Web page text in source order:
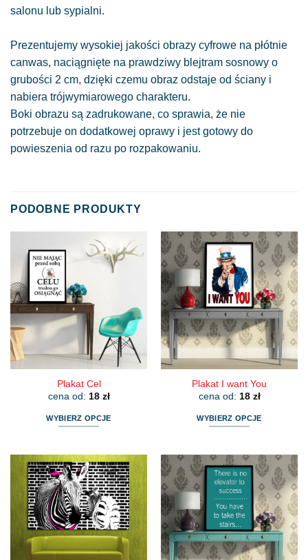
salonu lub sypialni.
Prezentujemy wysokiej jakości obrazy cyfrowe na płótnie
canwas, naciągnięte na prawdziwy blejtram sosnowy o
grubości 2 cm, dzięki czemu obraz odstaje od ściany i
nabiera trójwymiarowego charakteru.
Boki obrazu są zadrukowane, co sprawia, że nie
potrzebuje on dodatkowej oprawy i jest gotowy do
powieszenia od razu po rozpakowaniu.
PODOBNE PRODUKTY
Plakat Cel
cena od: 18 zł
WYBIERZ OPCJE
ma
wiele
wariantów.
Opcje
można
wybrać
na
Plakat I want You
cena od: 18 zł
WYBIERZ OPCJE
ma
wiele
wariantów.
Opcje
można
wybrać
na